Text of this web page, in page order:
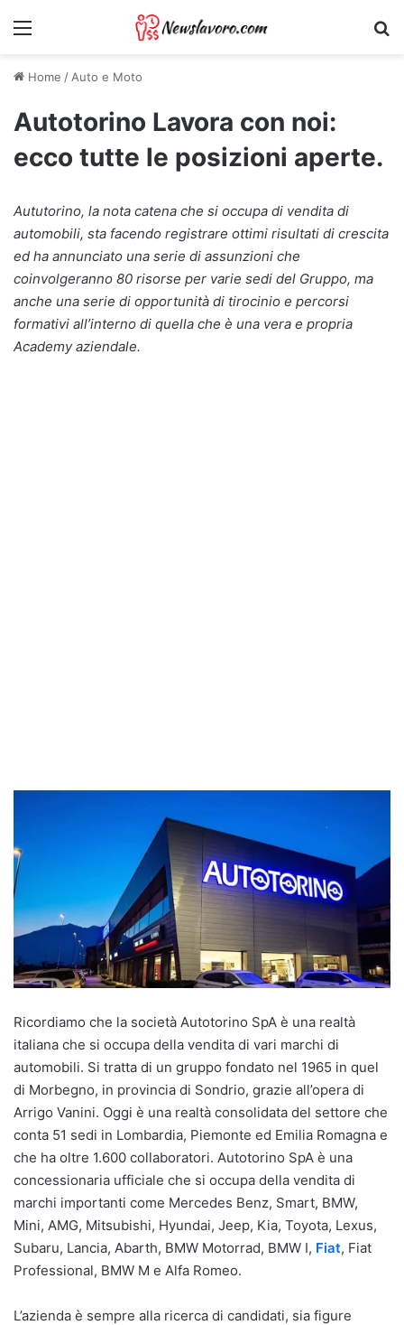
Menu
Home /Auto e Moto
Autotorino Lavora con noi:
ecco tutte le posizioni aperte.
Aututorino, la nota catena che si occupa di vendita di
automobili, sta facendo registrare ottimi risultati di crescita
ed ha annunciato una serie di assunzioni che
coinvolgeranno 80 risorse per varie sedi del Gruppo, ma
anche una serie di opportunità di tirocinio e percorsi
formativi all’interno di quella che è una vera e propria
Academy aziendale.
Ricordiamo che la società Autotorino SpA è una realtà
italiana che si occupa della vendita di vari marchi di
automobili. Si tratta di un gruppo fondato nel 1965 in quel
di Morbegno, in provincia di Sondrio, grazie all’opera di
Arrigo Vanini. Oggi è una realtà consolidata del settore che
conta 51 sedi in Lombardia, Piemonte ed Emilia Romagna e
che ha oltre 1.600 collaboratori. Autotorino SpA è una
concessionaria ufficiale che si occupa della vendita di
marchi importanti come Mercedes Benz, Smart, BMW,
Mini, AMG, Mitsubishi, Hyundai, Jeep, Kia, Toyota, Lexus,
Subaru, Lancia, Abarth, BMW Motorrad, BMW I, Fiat, Fiat
Professional, BMW M e Alfa Romeo.
L’azienda è sempre alla ricerca di candidati, sia figure